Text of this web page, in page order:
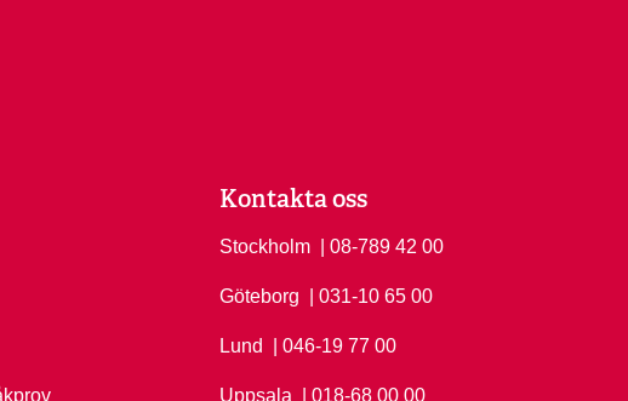
Kontakta oss
Stockholm Ring Stockholm på
| 08-789 42 00
Göteborg Ring Göteborg på
| 031-10 65 00
Lund Ring Lund på
| 046-19 77 00
Uppsala Ring Uppsala på
| 018-68 00 00